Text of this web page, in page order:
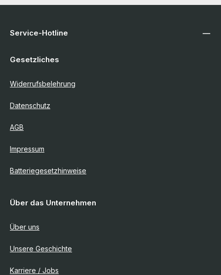
Service-Hotline
Gesetzliches
Widerrufsbelehrung
Datenschutz
AGB
Impressum
Batteriegesetzhinweise
Über das Unternehmen
Über uns
Unsere Geschichte
Karriere / Jobs